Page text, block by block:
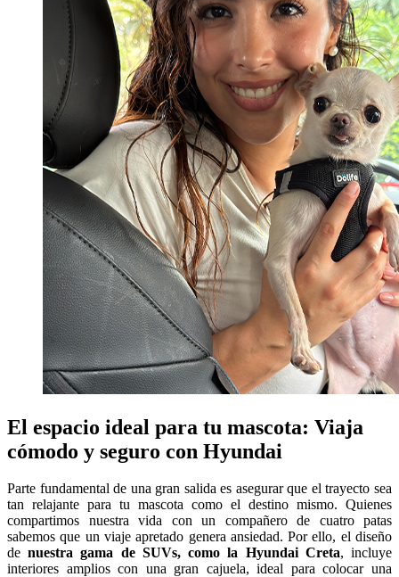
El espacio ideal para tu mascota: Viaja
cómodo y seguro con Hyundai
Parte fundamental de una gran salida es asegurar que el trayecto sea
tan relajante para tu mascota como el destino mismo. Quienes
compartimos nuestra vida con un compañero de cuatro patas
sabemos que un viaje apretado genera ansiedad. Por ello, el diseño
denuestra gama de SUVs, como la Hyundai Creta, incluye
interiores amplios con una gran cajuela, ideal para colocar una